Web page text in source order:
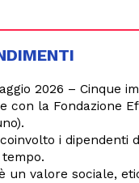
2026 – Cinque
con la Fondazione
coinvolto i
è un valore sociale,